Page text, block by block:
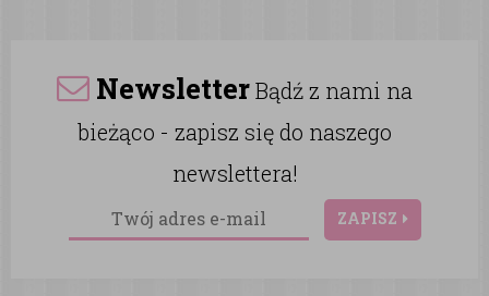
NewsletterBądź z nami na
bieżąco - zapisz się do naszego
newslettera!
ZAPISZ